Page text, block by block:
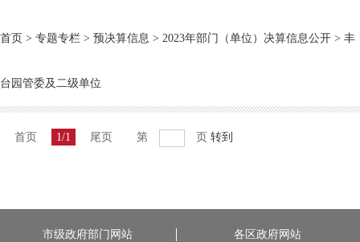
首页 > 专题专栏 > 预决算信息 > 2023年部门（单位）决算信息公开 > 丰
台园管委及二级单位
首页 1/1 尾页 第 页 转到
市级政府部门网站 各区政府网站